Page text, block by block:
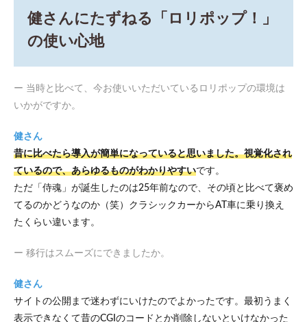
健さんにたずねる「ロリポップ！」
の使い心地
ー 当時と比べて、今お使いいただいているロリポップの環境は
いかがですか。
健さん
昔に比べたら導入が簡単になっていると思いました。視覚化され
ているので、あらゆるものがわかりやすいです。
ただ「侍魂」が誕生したのは25年前なので、その頃と比べて褒め
てるのかどうなのか（笑）クラシックカーからAT車に乗り換え
たくらい違います。
ー 移行はスムーズにできましたか。
健さん
サイトの公開まで迷わずにいけたのでよかったです。最初うまく
表示できなくて昔のCGIのコードとか削除しないといけなかった